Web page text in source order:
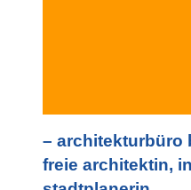
– architekturbüro
freie architektin,